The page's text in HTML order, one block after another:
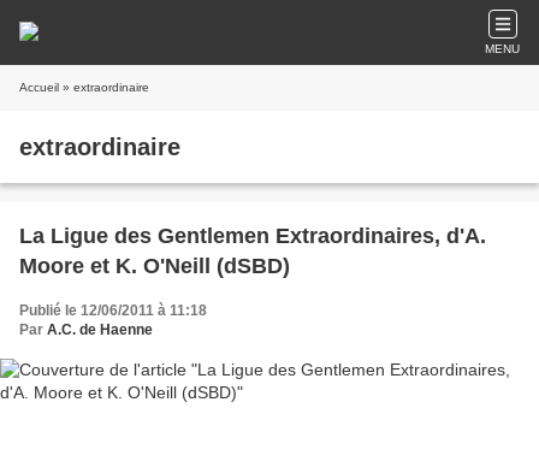
MENU
Accueil » extraordinaire
extraordinaire
La Ligue des Gentlemen Extraordinaires, d'A.
Moore et K. O'Neill (dSBD)
Publié le 12/06/2011 à 11:18
Par A.C. de Haenne